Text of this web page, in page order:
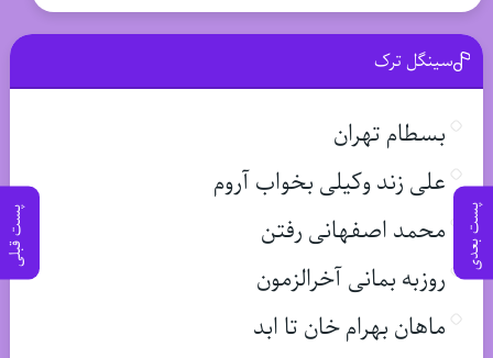
پست بعدی پست قبلی
سینگل ترک
بسطام تهران
علی زند وکیلی بخواب آروم
محمد اصفهانی رفتن
روزبه بمانی آخرالزمون
ماهان بهرام خان تا ابد